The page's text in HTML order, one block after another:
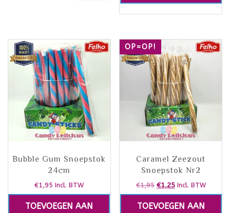
Bubble Gum Snoepstok
24cm
€1,95 Incl. BTW
TOEVOEGEN AAN
OP=OP!
Caramel Zeezout
Snoepstok Nr2
€1,95 €1,25 Incl. BTW
TOEVOEGEN AAN